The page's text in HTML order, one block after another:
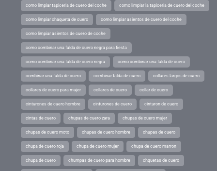
como limpiar tapiceria de cuero del coche como limpiar la tapiceria de cuero del coche
como limpiar chaqueta de cuero como limpiar asientos de cuero del coche
como limpiar asientos de cuero de coche
como combinar una falda de cuero negra para fiesta
como combinar una falda de cuero negra como combinar una falda de cuero
combinar una falda de cuero combinar falda de cuero collares largos de cuero
collares de cuero para mujer collares de cuero collar de cuero
cinturones de cuero hombre cinturones de cuero cinturon de cuero
cintas de cuero chupas de cuero zara chupas de cuero mujer
chupas de cuero moto chupas de cuero hombre chupas de cuero
chupa de cuero roja chupa de cuero mujer chupa de cuero marron
chupa de cuero chumpas de cuero para hombre chquetas de cuero